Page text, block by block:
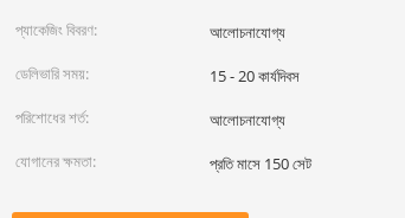
প্যাকেজিং বিবরণ:
আলোচনাযোগ্য
ডেলিভারি সময়:
15 - 20 কার্যদিবস
পরিশোধের শর্ত:
আলোচনাযোগ্য
যোগানের ক্ষমতা:
প্রতি মাসে 150 সেট